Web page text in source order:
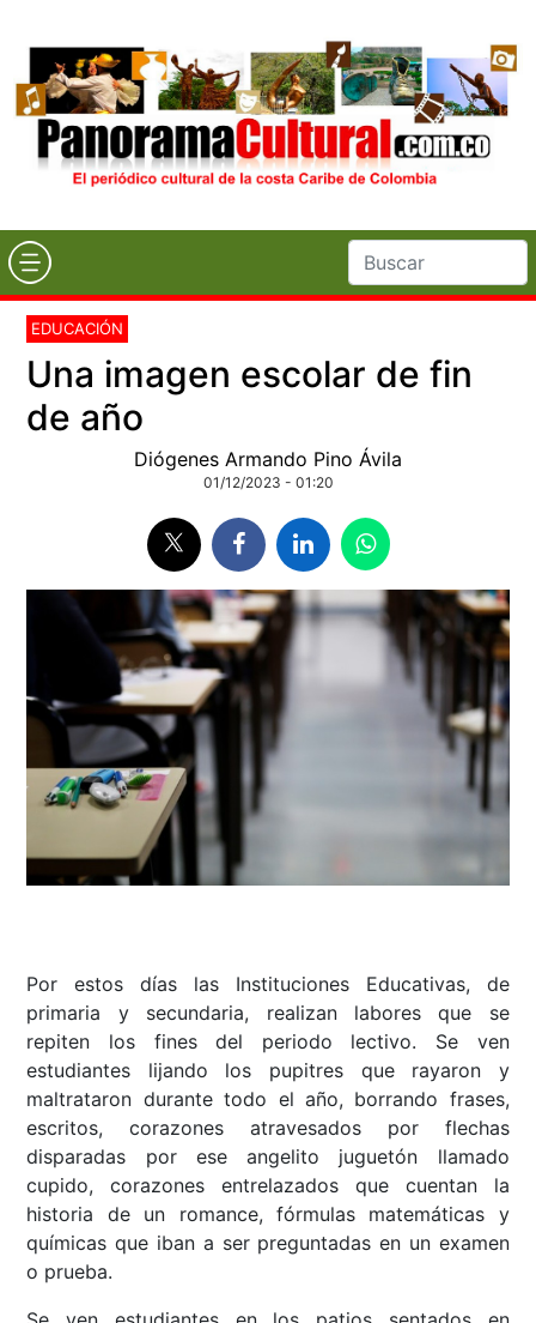
EDUCACIÓN
Una imagen escolar de fin
de año
Diógenes Armando Pino Ávila
01/12/2023 - 01:20
Por estos días las Instituciones Educativas, de
primaria y secundaria, realizan labores que se
repiten los fines del periodo lectivo. Se ven
estudiantes lijando los pupitres que rayaron y
maltrataron durante todo el año, borrando frases,
escritos, corazones atravesados por flechas
disparadas por ese angelito juguetón llamado
cupido, corazones entrelazados que cuentan la
historia de un romance, fórmulas matemáticas y
químicas que iban a ser preguntadas en un examen
o prueba.